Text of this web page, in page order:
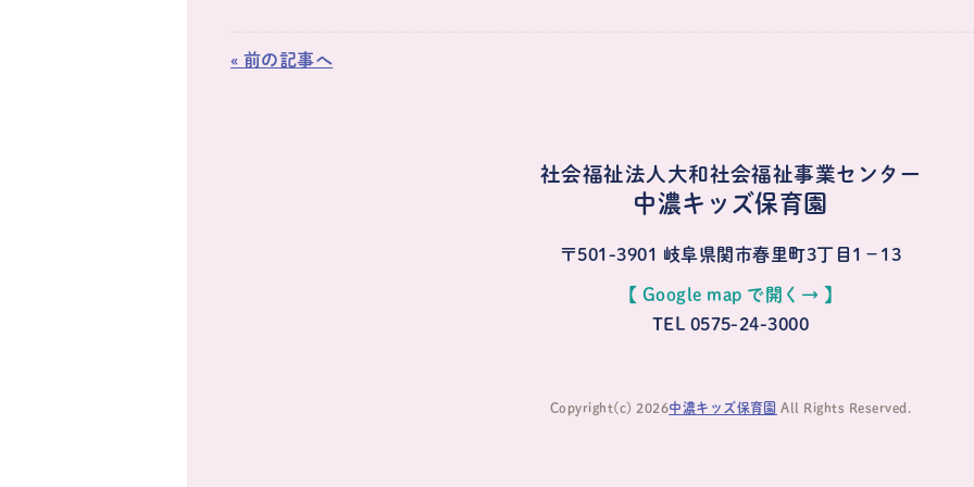
« 前の記事へ
社会福祉法人大和社会福祉事業センター
中濃キッズ保育園
〒501-3901 岐阜県関市春里町3丁目1−13
【 Google map で開く→ 】
TEL 0575-24-3000
Copyright(c) 2026中濃キッズ保育園 All Rights Reserved.